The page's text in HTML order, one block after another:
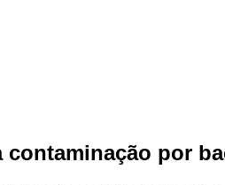
contaminação por